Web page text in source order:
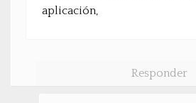
aplicación,
Responder